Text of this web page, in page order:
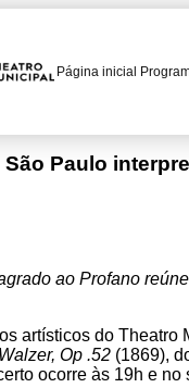
Página inicial
Paulo
ao Profano
artísticos do
Op .52 (1869),
ocorre às 19h e